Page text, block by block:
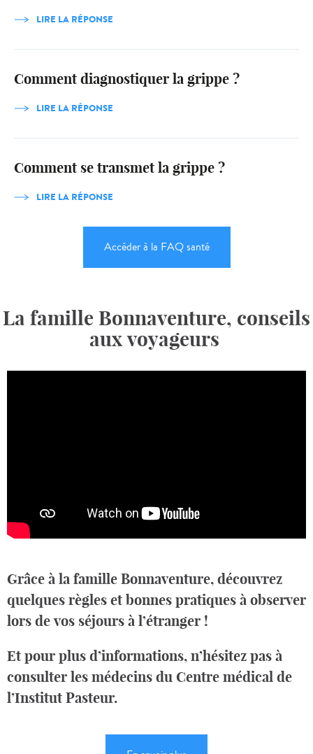
LIRE LA RÉPONSE
Comment diagnostiquer la grippe ?
LIRE LA RÉPONSE
Comment se transmet la grippe ?
LIRE LA RÉPONSE
Accéder à la FAQ santé
La famille Bonnaventure, conseils
aux voyageurs
Grâce à la famille Bonnaventure, découvrez
quelques règles et bonnes pratiques à observer
lors de vos séjours à l’étranger !
Et pour plus d’informations, n’hésitez pas à
consulter les médecins du Centre médical de
l’Institut Pasteur.